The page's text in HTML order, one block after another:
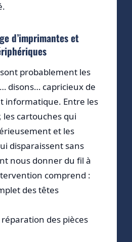
d’imprimantes et
probablement les
disons… capricieux de
informatique. Entre les
les cartouches qui
et les
disparaissent sans
nous donner du fil à
comprend :
des têtes
des pièces